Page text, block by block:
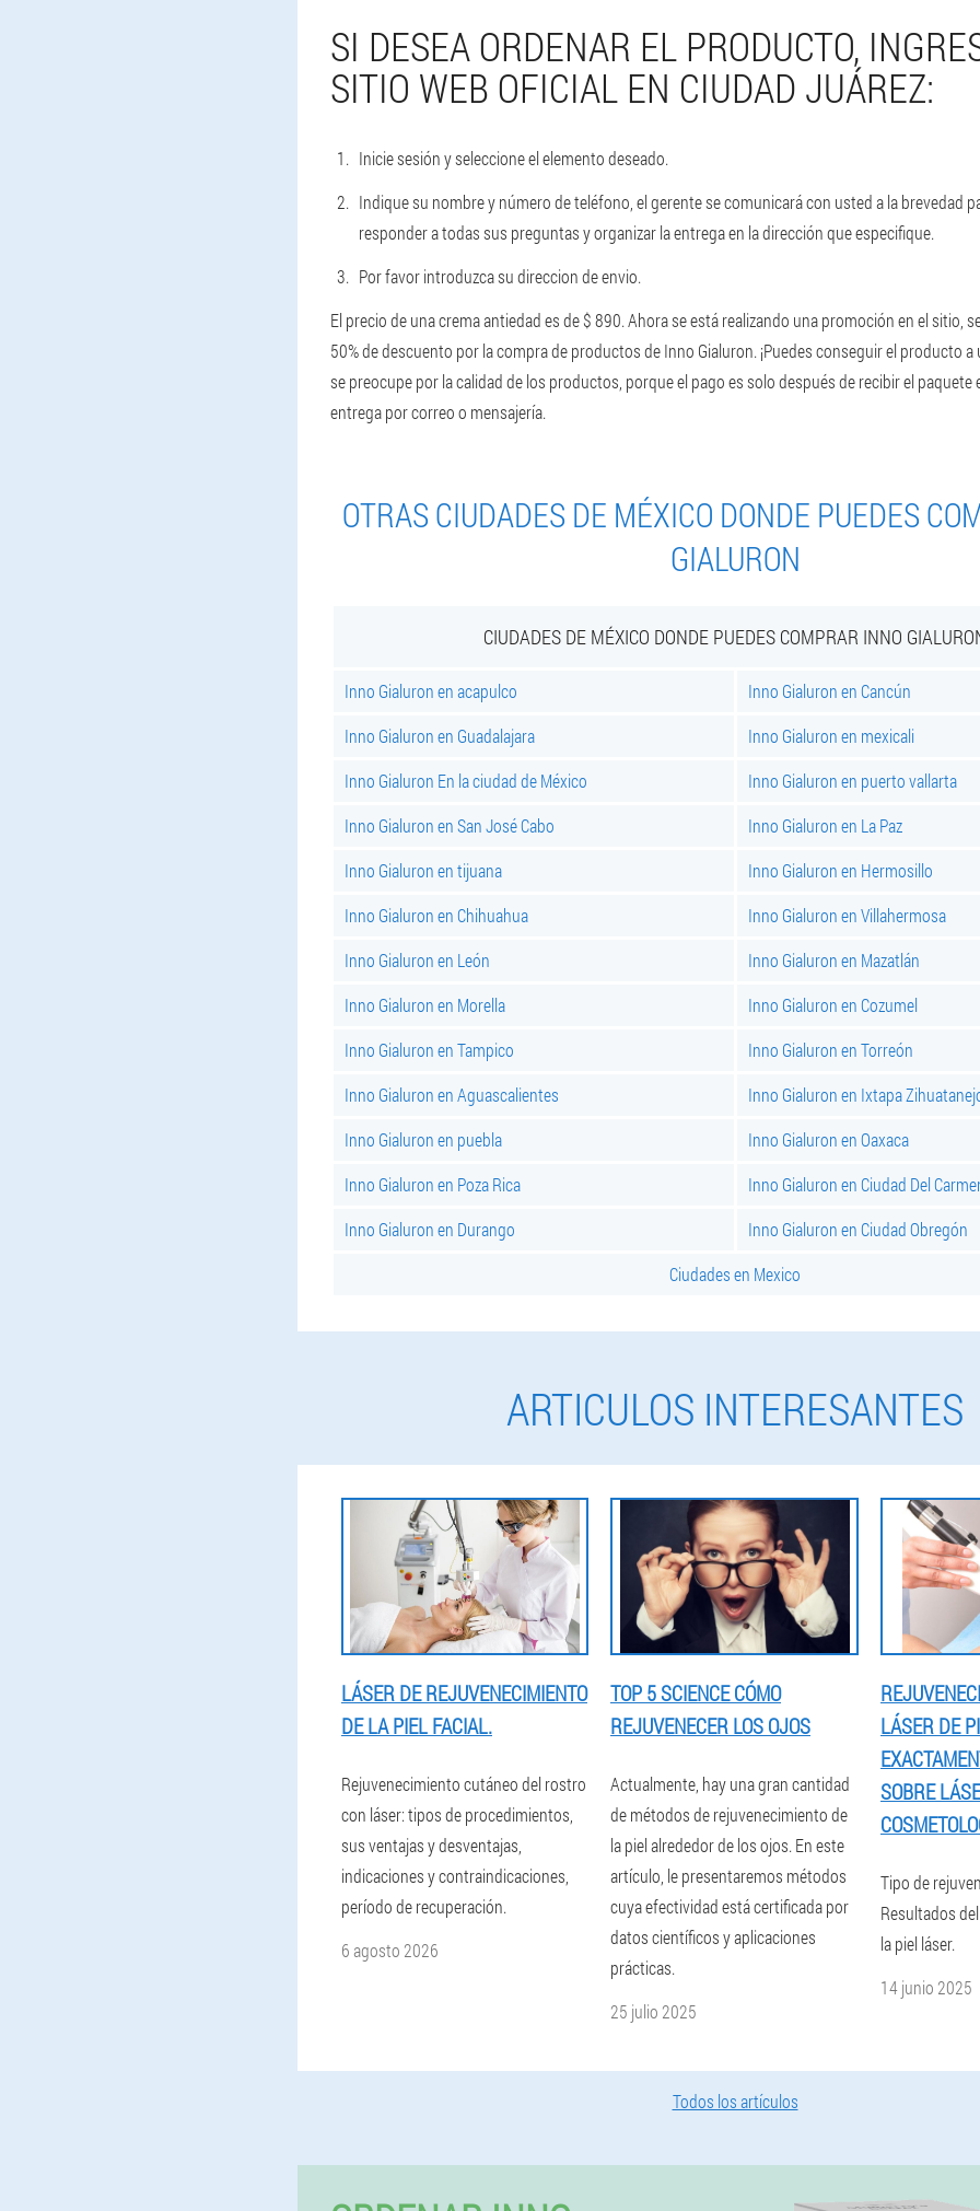
SI DESEA ORDENAR EL PRODUCTO,
SITIO WEB OFICIAL EN CIUDAD JUÁREZ:
Inicie sesión y seleccione el elemento deseado.
Indique su nombre y número de teléfono, el gerente se comunicará con usted a la brevedad
responder a todas sus preguntas y organizar la entrega en la dirección que especifique.
Por favor introduzca su direccion de envio.
El precio de una crema antiedad es de $ 890. Ahora se está realizando una promoción en el sitio,
50% de descuento por la compra de productos de Inno Gialuron. ¡Puedes conseguir el producto
se preocupe por la calidad de los productos, porque el pago es solo después de recibir el
entrega por correo o mensajería.
OTRAS CIUDADES DE MÉXICO DONDE PUEDES
GIALURON
CIUDADES DE MÉXICO DONDE PUEDES COMPRAR INNO
Inno Gialuron en acapulco
Inno Gialuron en Cancún
Inno Gialuron en Guadalajara
Inno Gialuron en mexicali
Inno Gialuron En la ciudad de México
Inno Gialuron en puerto vallarta
Inno Gialuron en San José Cabo
Inno Gialuron en La Paz
Inno Gialuron en tijuana
Inno Gialuron en Hermosillo
Inno Gialuron en Chihuahua
Inno Gialuron en Villahermosa
Inno Gialuron en León
Inno Gialuron en Mazatlán
Inno Gialuron en Morella
Inno Gialuron en Cozumel
Inno Gialuron en Tampico
Inno Gialuron en Torreón
Inno Gialuron en Aguascalientes
Inno Gialuron en Ixtapa
Inno Gialuron en puebla
Inno Gialuron en Oaxaca
Inno Gialuron en Poza Rica
Inno Gialuron en Ciudad Del
Inno Gialuron en Durango
Inno Gialuron en Ciudad Obregón
Ciudades en Mexico
ARTICULOS INTERESANTES
LÁSER DE REJUVENECIMIENTO
DE LA PIEL FACIAL.
Rejuvenecimiento cutáneo del rostro
con láser: tipos de procedimientos,
sus ventajas y desventajas,
indicaciones y contraindicaciones,
período de recuperación.
6 agosto 2026
TOP 5 SCIENCE CÓMO
REJUVENECER LOS OJOS
Actualmente, hay una gran cantidad
de métodos de rejuvenecimiento de
la piel alrededor de los ojos. En este
artículo, le presentaremos métodos
cuya efectividad está certificada por
datos científicos y aplicaciones
prácticas.
25 julio 2025
LÁSER DE
SOBRE
Tipo de
Resultados
la piel láser.
14 junio 2025
Todos los artículos